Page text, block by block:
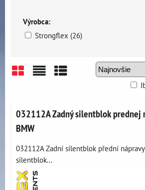
Výrobca:
Strongflex (26)
032112A Zadný silentblok prednej
BMW
032112A Zadní silentblok přední nápravy
silentblok...